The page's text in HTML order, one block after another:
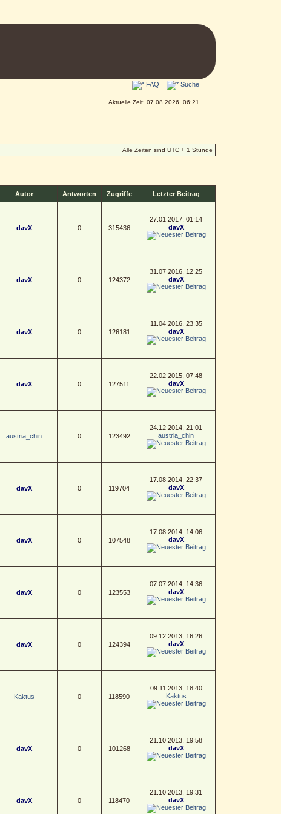
FAQ Suche
Aktuelle Zeit: 07.08.2026, 06:21
Alle Zeiten sind UTC + 1 Stunde
Autor Antworten Zugriffe Letzter Beitrag
davX 0 315436
27.01.2017, 01:14
davX
davX 0 124372
31.07.2016, 12:25
davX
davX 0 126181
11.04.2016, 23:35
davX
davX 0 127511
22.02.2015, 07:48
davX
austria_chin 0 123492
24.12.2014, 21:01
austria_chin
davX 0 119704
17.08.2014, 22:37
davX
davX 0 107548
17.08.2014, 14:06
davX
davX 0 123553
07.07.2014, 14:36
davX
davX 0 124394
09.12.2013, 16:26
davX
Kaktus 0 118590
09.11.2013, 18:40
Kaktus
davX 0 101268
21.10.2013, 19:58
davX
davX 0 118470
21.10.2013, 19:31
davX